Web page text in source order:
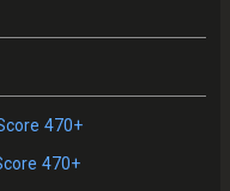
470+
470+